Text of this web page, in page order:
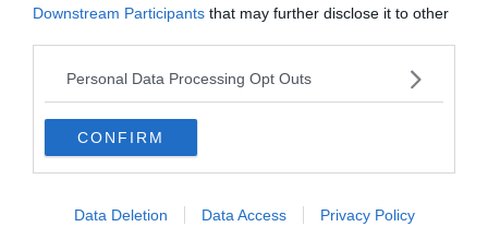
Downstream Participants that may further disclose it to other
Personal Data Processing Opt Outs
CONFIRM
Data Deletion Data Access Privacy Policy
Hirdetés